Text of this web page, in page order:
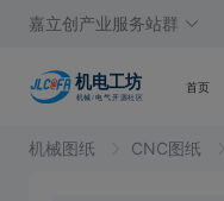
嘉立创产业服务站群
首页
机械图纸 CNC图纸